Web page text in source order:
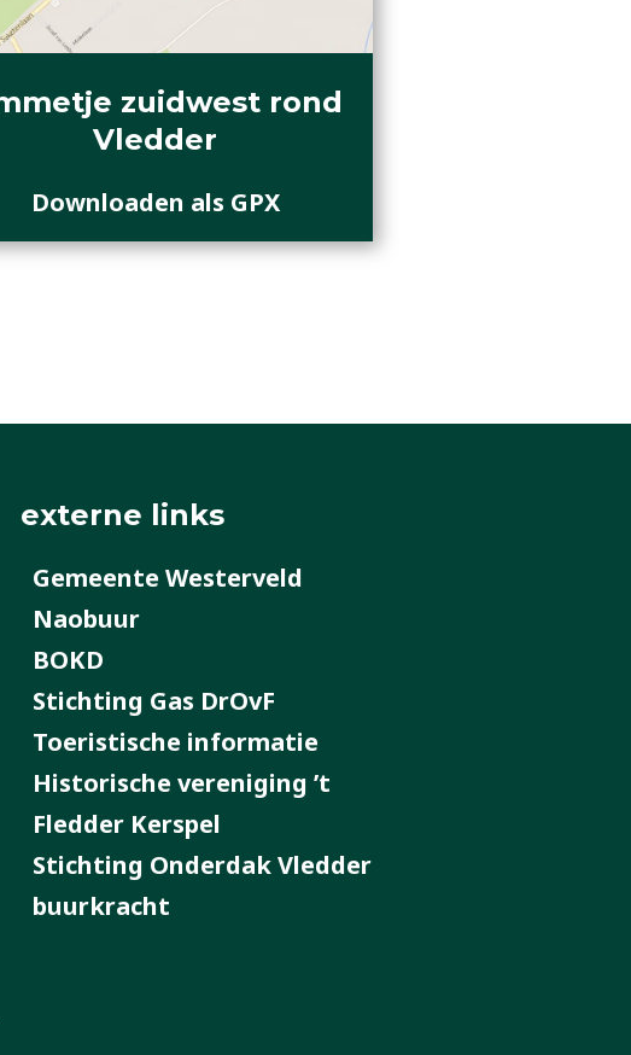
zuidwest rond
Vledder
Downloaden als GPX
externe links
Gemeente Westerveld
Naobuur
BOKD
Stichting Gas DrOvF
Toeristische informatie
Historische vereniging ’t
Fledder Kerspel
Stichting Onderdak Vledder
buurkracht